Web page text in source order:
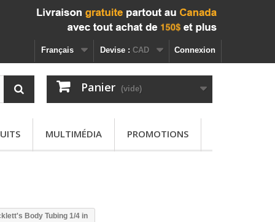
Connexion
Devise : CAD
Français
Panier (vide)
MULTIMÉDIA PROMOTIONS
Body Tubing 1/4 in